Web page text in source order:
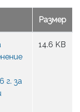
Размер
г. за
14.6 KB